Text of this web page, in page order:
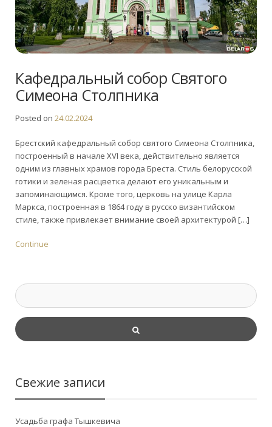
Кафедральный собор Святого
Симеона Столпника
Posted on 24.02.2024
Брестский кафедральный собор святого Симеона Столпника,
построенный в начале XVI века, действительно является
одним из главных храмов города Бреста. Стиль белорусской
готики и зеленая расцветка делают его уникальным и
запоминающимся. Кроме того, церковь на улице Карла
Маркса, построенная в 1864 году в русско византийском
стиле, также привлекает внимание своей архитектурой […]
Continue
Свежие записи
Усадьба графа Тышкевича